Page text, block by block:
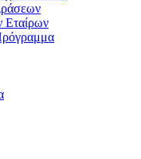
Εταίρων